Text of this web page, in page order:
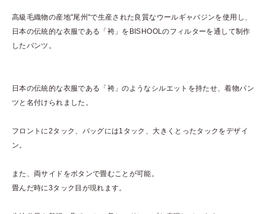
高級毛織物の産地"尾州"で生産された良質なウールギャバジンを使用し、
日本の伝統的な衣服である「袴」をBISHOOLのフィルターを通して制作
したパンツ。
日本の伝統的な衣服である「袴」のようなシルエットを持たせ、着物パン
ツと名付けられました。
フロントに2タック、バッグには1タック、大きくとったタックをデザイ
ン。
また、両サイドをボタンで畳むことが可能。
畳んだ時に3タック目が現れます。